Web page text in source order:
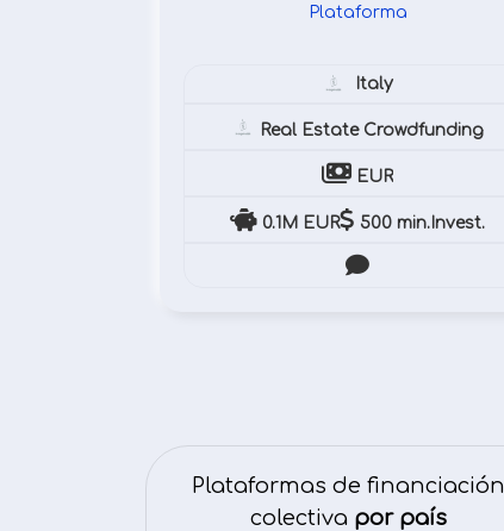
Plataforma
Italy
Real Estate Crowdfunding
EUR
0.1M EUR 500 min.Invest.
Plataformas de financiación
colectiva por país